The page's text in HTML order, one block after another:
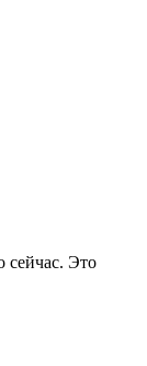
сейчас. Это